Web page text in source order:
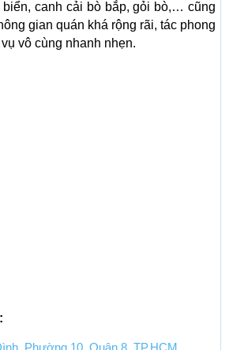
biển, canh cải bò bắp, gỏi bò,… cũng
gian quán khá rộng rãi, tác phong
vô cùng nhanh nhẹn.